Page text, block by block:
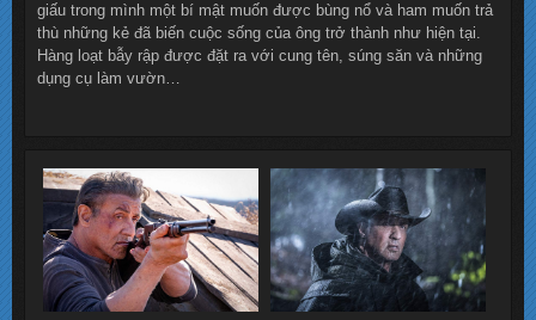
giấu trong mình một bí mật muốn được bùng nổ và ham muốn trả
thù những kẻ đã biến cuộc sống của ông trở thành như hiện tại.
Hàng loạt bẫy rập được đặt ra với cung tên, súng săn và những
dụng cụ làm vườn…